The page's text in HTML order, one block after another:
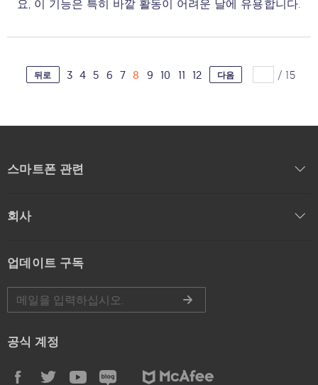
요, 이 기능은 특히 바깥 활동이 어려운 날에 유용합니다.
뒤로 3 4 5 6 7 8 9 10 11 12 다음 / 15
스마트폰 관련
회사
업데이트 구독
공식 계정